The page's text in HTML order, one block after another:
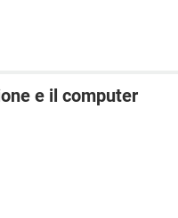
e il computer